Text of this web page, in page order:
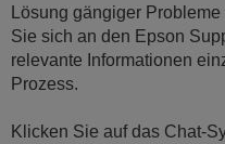
Lösung gängiger
Sie sich an den Epson
relevante Informationen
Prozess.
Klicken Sie auf das Chat-